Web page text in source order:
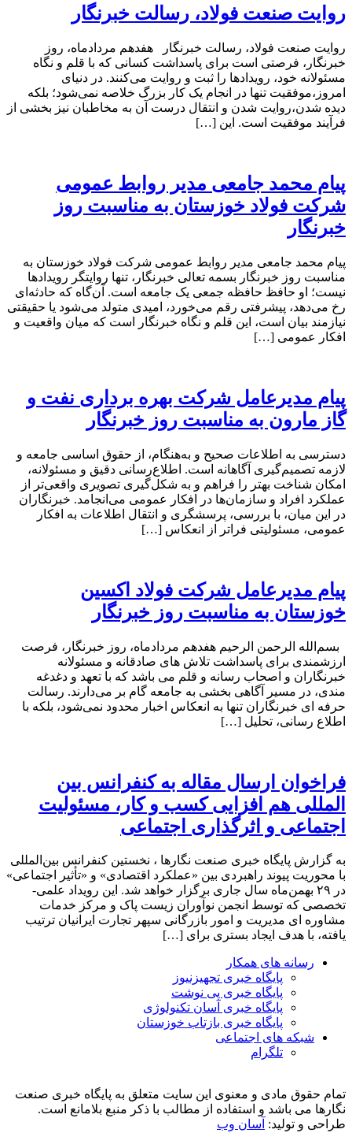
روایت صنعت فولاد،‌ رسالت خبرنگار
روایت صنعت فولاد،‌ رسالت خبرنگار هفدهم مردادماه، روز
خبرنگار، فرصتی است برای پاسداشت کسانی که با قلم و نگاه
مسئولانه خود، رویدادها را ثبت و روایت می‌کنند. در دنیای
امروز،موفقیت تنها در انجام یک کار بزرگ خلاصه نمی‌شود؛ بلکه
دیده شدن،روایت شدن و انتقال درست آن به مخاطبان نیز بخشی از
فرآیند موفقیت است. این […]
پیام محمد جامعی مدیر روابط عمومی
شرکت فولاد خوزستان به مناسبت روز
خبرنگار
پیام محمد جامعی مدیر روابط عمومی شرکت فولاد خوزستان به
مناسبت روز خبرنگار بسمه تعالی خبرنگار، تنها روایتگر رویدادها
نیست؛ او حافظ حافظه جمعی یک جامعه است. آن‌گاه که حادثه‌ای
رخ می‌دهد، پیشرفتی رقم می‌خورد، امیدی متولد می‌شود یا حقیقتی
نیازمند بیان است، این قلم و نگاه خبرنگار است که میان واقعیت و
افکار عمومی […]
پیام مدیرعامل شرکت بهره برداری نفت و
گاز مارون به مناسبت روز خبرنگار
دسترسی به اطلاعات صحیح و به‌هنگام، از حقوق اساسی جامعه و
لازمه تصمیم‌گیری آگاهانه است. اطلاع‌رسانی دقیق و مسئولانه،
امکان شناخت بهتر را فراهم و به شکل‌گیری تصویری واقعی‌تر از
عملکرد افراد و سازمان‌ها در افکار عمومی می‌انجامد. خبرنگاران
در این میان، با بررسی، پرسشگری و انتقال اطلاعات به افکار
عمومی، مسئولیتی فراتر از انعکاس […]
پیام مدیرعامل شرکت فولاد اکسین
خوزستان به مناسبت روز خبرنگار
بسم‌الله الرحمن الرحیم هفدهم مردادماه، روز خبرنگار، فرصت
ارزشمندی برای پاسداشت تلاش‌ های صادقانه و مسئولانه
خبرنگاران و اصحاب رسانه و قلم می باشد که با تعهد و دغدغه‌
مندی، در مسیر آگاهی‌ بخشی به جامعه گام بر می‌دارند. رسالت
حرفه‌ ای خبرنگاران تنها به انعکاس اخبار محدود نمی‌شود، بلکه با
اطلاع رسانی، تحلیل […]
فراخوان ارسال مقاله به کنفرانس بین
المللی هم افزایی کسب و کار، مسئولیت
اجتماعی و اثرگذاری اجتماعی
به گزارش پایگاه خبری صنعت نگارها ، نخستین کنفرانس بین‌المللی
با محوریت پیوند راهبردی بین «عملکرد اقتصادی» و «تأثیر اجتماعی»
در ۲۹ بهمن‌ماه سال جاری برگزار خواهد شد. این رویداد علمی-
تخصصی که توسط انجمن نوآوران زیست پاک و مرکز خدمات
مشاوره ای مدیریت و امور بازرگانی سپهر تجارت ایرانیان ترتیب
یافته، با هدف ایجاد بستری برای […]
رسانه های همکار
پایگاه خبری تجهیزنیوز
پایگاه خبری پی نوشت
پایگاه خبری آسان تکنولوژی
پایگاه خبری بازتاب خوزستان
شبکه های اجتماعی
تلگرام
تمام حقوق مادی و معنوی این سایت متعلق به پایگاه خبری صنعت
نگارها می باشد و استفاده از مطالب با ذکر منبع بلامانع است.
طراحی و تولید: آسان وب